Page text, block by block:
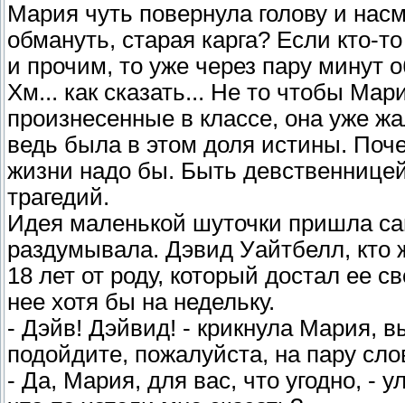
Мария чуть повернула голову и
обмануть, старая карга? Если кто-
и прочим, то уже через пару минут
Хм... как сказать... Не то чтобы
произнесенные в классе, она уже
ведь была в этом доля истины.
жизни надо бы. Быть
трагедий.
Идея маленькой шуточки пришла
раздумывала. Дэвид Уайтбелл, кто
18 лет от роду, который достал ее
нее хотя бы на недельку.
- Дэйв! Дэйвид! - крикнула Мария,
подойдите, пожалуйста, на пару
- Да, Мария, для вас, что угодно, -